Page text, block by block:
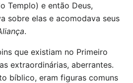
Templo) e então Deus,
sobre elas e acomodava seus
.
que existiam no Primeiro
extraordinárias, aberrantes.
bíblico, eram figuras comuns